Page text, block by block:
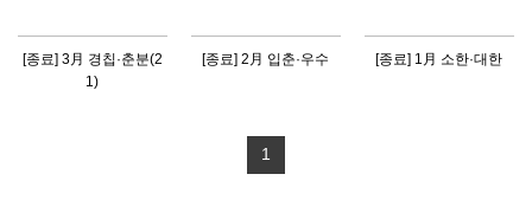
[종료] 3月 경칩·춘분(2
1)
[종료] 2月 입춘·우수 [종료] 1月 소한·대한
1